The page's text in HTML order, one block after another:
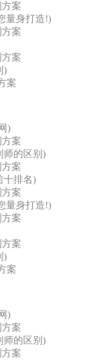
案
量身打造!)
案
案
)
案
)
案
师的区别)
案
十排名)
案
量身打造!)
案
案
)
案
)
案
师的区别)
案